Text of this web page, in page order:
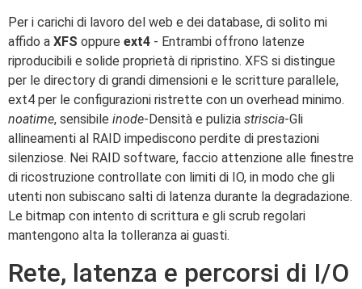
Per i carichi di lavoro del web e dei database, di solito mi
affido a XFS oppure ext4 - Entrambi offrono latenze
riproducibili e solide proprietà di ripristino. XFS si distingue
per le directory di grandi dimensioni e le scritture parallele,
ext4 per le configurazioni ristrette con un overhead minimo.
noatime, sensibile inode-Densità e pulizia striscia-Gli
allineamenti al RAID impediscono perdite di prestazioni
silenziose. Nei RAID software, faccio attenzione alle finestre
di ricostruzione controllate con limiti di IO, in modo che gli
utenti non subiscano salti di latenza durante la degradazione.
Le bitmap con intento di scrittura e gli scrub regolari
mantengono alta la tolleranza ai guasti.
Rete, latenza e percorsi di I/O